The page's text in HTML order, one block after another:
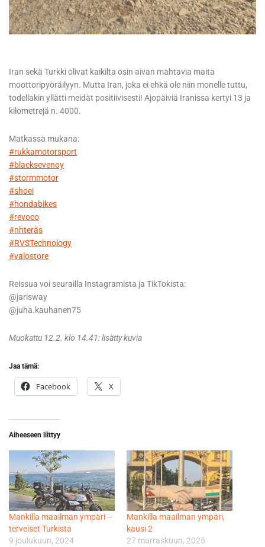
Iran sekä Turkki olivat kaikilta osin aivan mahtavia maita
moottoripyöräilyyn. Mutta Iran, joka ei ehkä ole niin monelle tuttu,
todellakin yllätti meidät positiivisesti! Ajopäiviä Iranissa kertyi 13 ja
kilometrejä n. 4000.
Matkassa mukana:
#rukkamotorsport
#blacksevenoy
#stormmotor
#shoei
#hondabikes
#revoco
#nhteräs
#RVSTechnology
#valostore
Reissua voi seurailla Instagramista ja TikTokista:
@jarisway
@juha.kauhanen75
Muokattu 12.2. klo 14.41: lisätty kuvia
Jaa tämä:
Facebook X
Aiheeseen liittyy
Mankilla maailman ympäri –
terveiset Turkista
9 joulukuun, 2024
Mankilla maailman ympäri,
kausi 2
27 marraskuun, 2025